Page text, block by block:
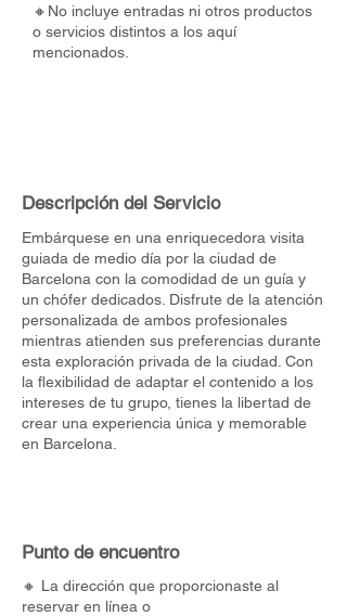
🔸No incluye entradas ni otros productos
o servicios distintos a los aquí
mencionados.
Descripción del Servicio
Embárquese en una enriquecedora visita
guiada de medio día por la ciudad de
Barcelona con la comodidad de un guía y
un chófer dedicados. Disfrute de la atención
personalizada de ambos profesionales
mientras atienden sus preferencias durante
esta exploración privada de la ciudad. Con
la flexibilidad de adaptar el contenido a los
intereses de tu grupo, tienes la libertad de
crear una experiencia única y memorable
en Barcelona.
Punto de encuentro
🔸 La dirección que proporcionaste al
reservar en línea o